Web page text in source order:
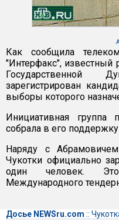
Как сообщила
"Интерфакс", известный
зарегистрирован
выборы которого
Инициативная
собрала в его
Наряду с
Чукотки официально
один человек.
Международного
Досье NEWSru.com ::